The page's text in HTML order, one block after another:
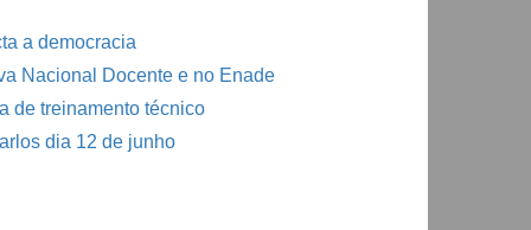
a democracia
Nacional Docente e no Enade
de treinamento técnico
dia 12 de junho